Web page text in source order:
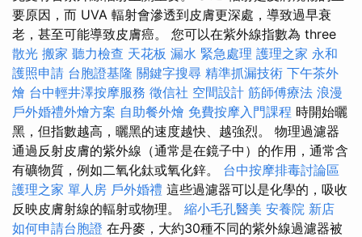
要原因，而 UVA 輻射會滲透到皮膚更深處，導致過早衰
老，甚至可能導致皮膚癌。 您可以在紫外線指數為 three
散光 搬家 聽力檢查 天花板 漏水 緊急處理 護理之家 永和
護照申請 台胞證基隆 關鍵字搜尋 精準抓漏技術 下午茶外
燴 台中輕井澤按摩服務 徵信社 空間設計 筋師傅療法 浪漫
戶外婚禮外燴方案 自助餐外燴 免費按摩入門課程 時開始曬
黑，但指數越高，曬黑的速度越快、越強烈。 物理過濾器
通過反射皮膚的紫外線（通常是在鏡子中）的作用，通常含
有礦物質，例如二氧化鈦或氧化鋅。 台中按摩排毒討論區
護理之家 單人房 戶外婚禮 這些過濾器可以是化學的，吸收
反映皮膚射線的輻射或物理。 縮小毛孔醫美 安養院 新店
如何申請台胞證 在丹麥，大約30種不同的紫外線過濾器被